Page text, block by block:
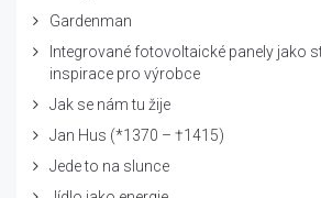
Gardenman
Integrované fotovoltaické panely jako
inspirace pro výrobce
Jak se nám tu žije
Jan Hus (*1370 – †1415)
Jede to na slunce